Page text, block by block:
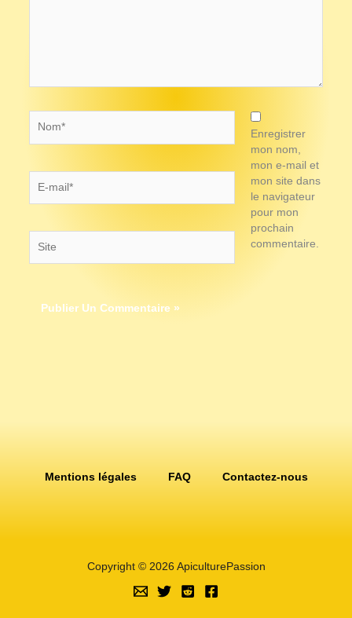
mail*
Enregistrer
mon nom,
mon e-mail et
mon site dans
le navigateur
pour mon
prochain
commentaire.
Mentions légales FAQ Contactez-nous
Copyright © 2026 ApiculturePassion